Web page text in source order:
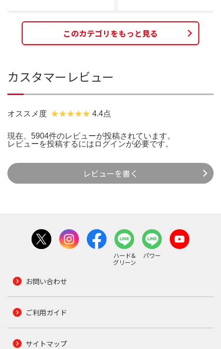
このカテゴリをもっと見る
カスタマーレビュー
オススメ度 4.4点
現在、5904件のレビューが投稿されています。
レビューを投稿するには ログインが必要です。
レビューを書く
ハード&
グリーン
パワー
お問い合わせ
ご利用ガイド
サイトマップ